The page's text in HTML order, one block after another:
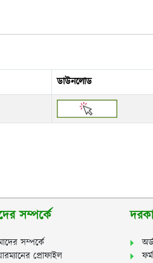
ডাউনলোড
সম্পর্কে
সম্পর্কে
প্রোফাইল
ফর্ম